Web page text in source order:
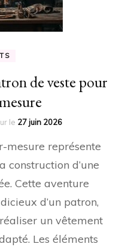
de veste pour
le 27 juin 2026
mesure représente
construction d’une
Cette aventure
d’un patron,
un vêtement
Les éléments